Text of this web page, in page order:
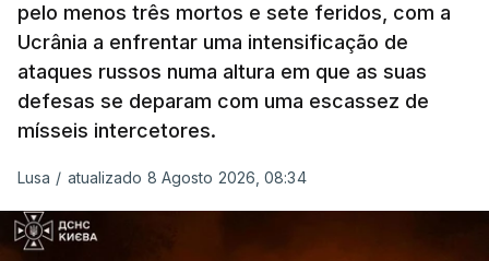
pelo menos três mortos e sete feridos, com a
Ucrânia a enfrentar uma intensificação de
ataques russos numa altura em que as suas
defesas se deparam com uma escassez de
mísseis intercetores.
Lusa / atualizado 8 Agosto 2026, 08:34